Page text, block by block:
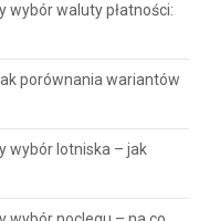
wybór waluty płatności:
porównania wariantów
wybór lotniska – jak